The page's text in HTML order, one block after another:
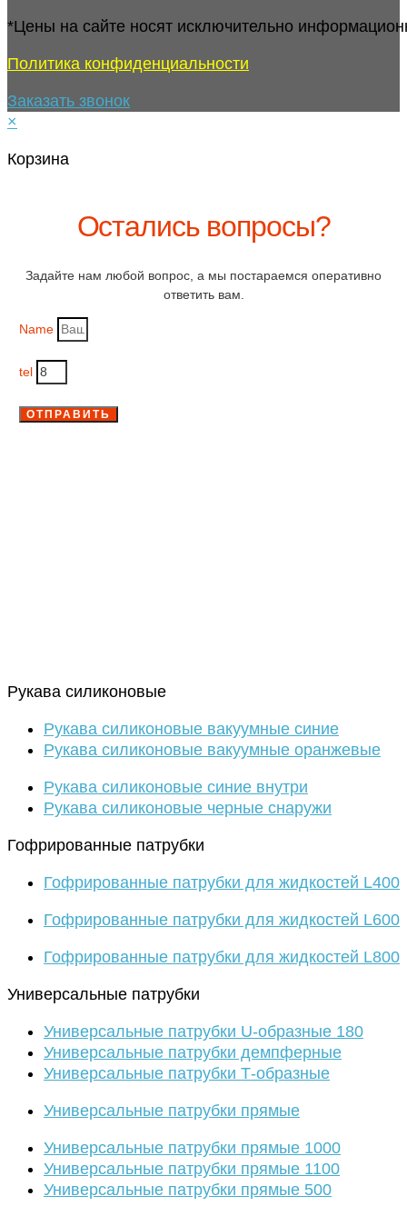
*Цены на сайте носят исключительно
Политика конфиденциальности
Заказать звонок
×
Корзина
Остались вопросы?
Задайте нам любой вопрос, а мы постараемся оперативно
ответить вам.
Name
tel
ОТПРАВИТЬ
Рукава силиконовые
Рукава силиконовые вакуумные синие
Рукава силиконовые вакуумные оранжевые
Рукава силиконовые синие внутри
Рукава силиконовые черные снаружи
Гофрированные патрубки
Гофрированные патрубки для жидкостей L400
Гофрированные патрубки для жидкостей L600
Гофрированные патрубки для жидкостей L800
Универсальные патрубки
Универсальные патрубки U-образные 180
Универсальные патрубки демпферные
Универсальные патрубки Т-образные
Универсальные патрубки прямые
Универсальные патрубки прямые 1000
Универсальные патрубки прямые 1100
Универсальные патрубки прямые 500